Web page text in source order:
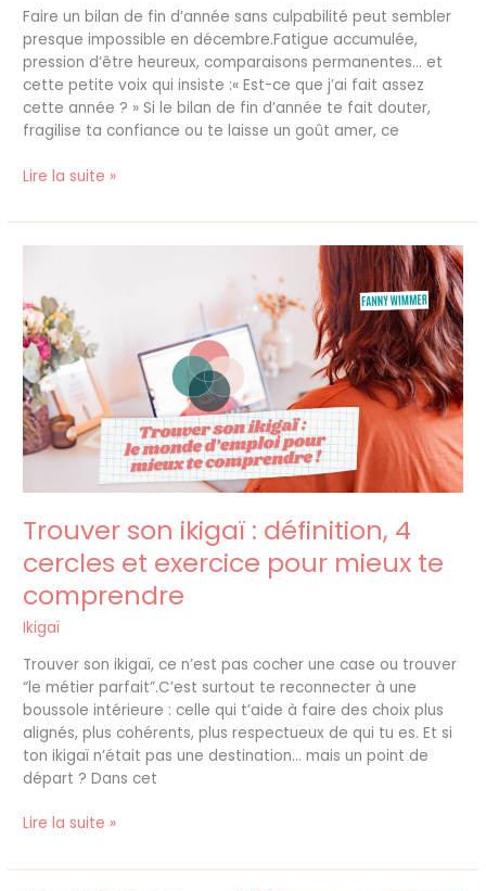
Faire un bilan de fin d’année sans culpabilité peut sembler
presque impossible en décembre.Fatigue accumulée,
pression d’être heureux, comparaisons permanentes… et
cette petite voix qui insiste :« Est-ce que j’ai fait assez
cette année ? » Si le bilan de fin d’année te fait douter,
fragilise ta confiance ou te laisse un goût amer, ce
Lire la suite »
Trouver son ikigaï : définition, 4
cercles et exercice pour mieux te
comprendre
Ikigaï
Trouver son ikigaï, ce n’est pas cocher une case ou trouver
“le métier parfait”.C’est surtout te reconnecter à une
boussole intérieure : celle qui t’aide à faire des choix plus
alignés, plus cohérents, plus respectueux de qui tu es. Et si
ton ikigaï n’était pas une destination… mais un point de
départ ? Dans cet
ikigaï
:
définition,
4
cercles
et
exercice
pour
comprendre
Lire la suite »